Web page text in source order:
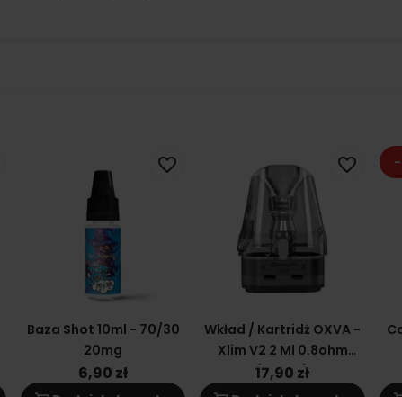
Baza Shot 10ml - 70/30
20mg
6,90 zł
favorite_border
Wkład / Kartridż OXVA -
Xlim V2 2 Ml 0.8ohm
(topfill)
17,90 zł
favorite_border -